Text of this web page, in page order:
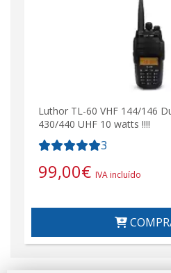
Luthor TL-60 VHF 144/146
430/440 UHF 10 watts !!!!
3
99,00€ IVA incluído